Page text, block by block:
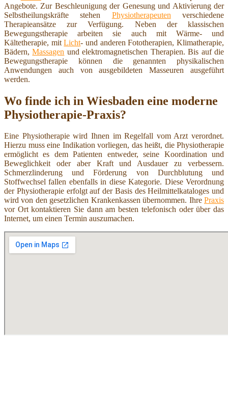
Angebote. Zur Beschleunigung der Genesung und Aktivierung der
Selbstheilungskräfte stehen Physiotherapeuten verschiedene
Therapieansätze zur Verfügung. Neben der klassischen
Bewegungstherapie arbeiten sie auch mit Wärme- und
Kältetherapie, mitLicht- und anderen Fototherapien, Klimatherapie,
Bädern,Massagen und elektromagnetischen Therapien. Bis auf die
Bewegungstherapie können die genannten physikalischen
Anwendungen auch von ausgebildeten Masseuren ausgeführt
werden.
Wo finde ich in Wiesbaden eine moderne
Physiotherapie-Praxis?
Eine Physiotherapie wird Ihnen im Regelfall vom Arzt verordnet.
Hierzu muss eine Indikation vorliegen, das heißt, die Physiotherapie
ermöglicht es dem Patienten entweder, seine Koordination und
Beweglichkeit oder aber Kraft und Ausdauer zu verbessern.
Schmerzlinderung und Förderung von Durchblutung und
Stoffwechsel fallen ebenfalls in diese Kategorie. Diese Verordnung
der Physiotherapie erfolgt auf der Basis des Heilmittelkataloges und
wird von den gesetzlichen Krankenkassen übernommen. Ihre Praxis
vor Ort kontaktieren Sie dann am besten telefonisch oder über das
Internet, um einen Termin auszumachen.